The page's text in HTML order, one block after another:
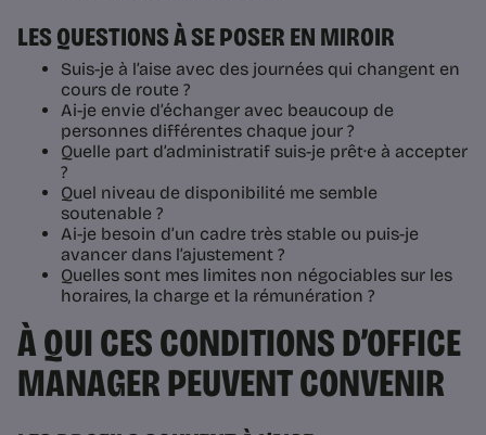
LES QUESTIONS À SE POSER EN MIROIR
Suis-je à l’aise avec des journées qui changent en
cours de route ?
Ai-je envie d’échanger avec beaucoup de
personnes différentes chaque jour ?
Quelle part d’administratif suis-je prêt·e à accepter
?
Quel niveau de disponibilité me semble
soutenable ?
Ai-je besoin d’un cadre très stable ou puis-je
avancer dans l’ajustement ?
Quelles sont mes limites non négociables sur les
horaires, la charge et la rémunération ?
À QUI CES CONDITIONS D’OFFICE
MANAGER PEUVENT CONVENIR